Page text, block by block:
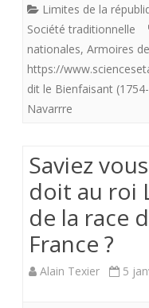
chasse
de
Louis
la
date
14
juillet
1789…
Limites de la
Société traditionnelle
nationales, Armoires
https://
dit le Bienfaisant
Navarrre
Saviez
doit au roi
de la race
France ?
Alain Texier 5